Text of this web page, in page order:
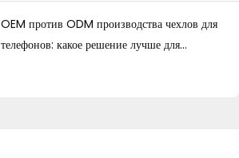
OEM против ODM производства чехлов для
телефонов: какое решение лучше для